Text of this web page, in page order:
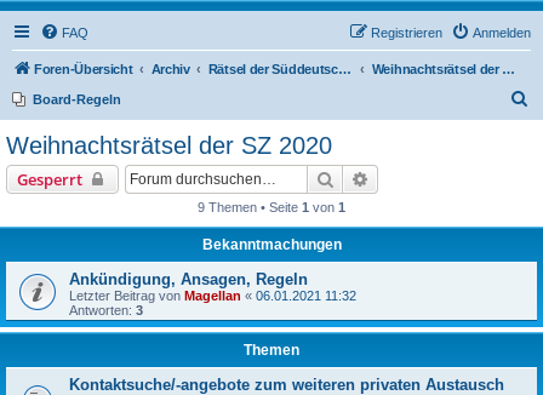
FAQ Anmelden
Registrieren
Foren-Übersicht Archiv Rätsel der Süddeutschen Zeitung Weihnachtsrätsel der SZ 2020
Board-Regeln
Weihnachtsrätsel der SZ 2020
Gesperrt Suche
9 Themen • Seite 1 von 1
Bekanntmachungen
Ankündigung, Ansagen, Regeln
Letzter Beitrag von Magellan « 06.01.2021 11:32
Antworten: 3
Themen
Kontaktsuche/-angebote zum weiteren privaten Austausch